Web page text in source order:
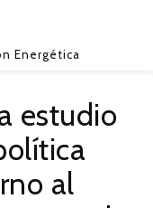
Energética
estudio
al